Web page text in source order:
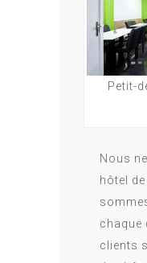
Petit-
Nous
hôtel
chaque
clients